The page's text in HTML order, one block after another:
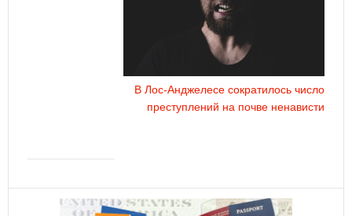
В Лос-Анджелесе сократилось число
преступлений на почве ненависти